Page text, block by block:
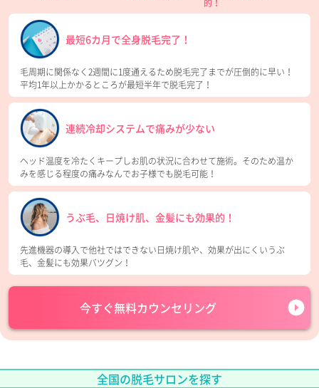
最短6カ月で全身脱毛完了！
毛周期に関係なく2週間に1度通えるため脱毛完了までが圧倒的に早い！
平均1年以上かかるところが最短半年で脱毛完了！
連続冷却システムで痛みが少ない
ヘッド温度を冷たくキープしお肌の状況に合わせて施術。そのため温か
みを感じる程度の痛みなんでお子様でも脱毛可能！
うぶ毛、日焼け肌、金髪にも効果的！
先進機器の導入で他社ではできない日焼け肌や、効果が出にくいうぶ
毛、金髪にも効果バツグン！
今すぐ無料カウンセリング
全国の脱毛サロンを探す